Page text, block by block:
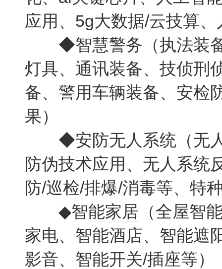
应用、5g大数据/云技算、
◆智慧警务（执法装备
灯具、通讯装备、技侦刑
备、 警用车辆装备、安检
果）
◆安防无人系统（无人
防伪技术应用、无人系统
防/巡检/排爆/消毒等、特
◆智能家居 （全屋智
家电、智能酒店、智能遮
影音、智能开关/插座等）